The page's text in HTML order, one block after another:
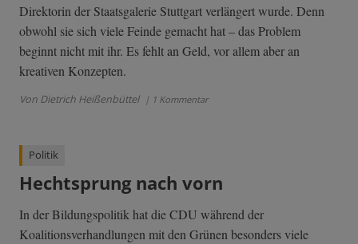
Direktorin der Staatsgalerie Stuttgart verlängert wurde. Denn
obwohl sie sich viele Feinde gemacht hat – das Problem
beginnt nicht mit ihr. Es fehlt an Geld, vor allem aber an
kreativen Konzepten.
Von Dietrich Heißenbüttel | 1 Kommentar
Politik
Hechtsprung nach vorn
In der Bildungspolitik hat die CDU während der
Koalitionsverhandlungen mit den Grünen besonders viele